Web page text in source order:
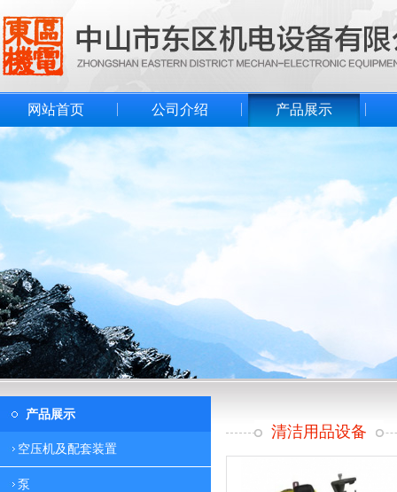
网站首页 公司介绍 产品展示
产品展示
空压机及配套装置
泵
清洁用品设备